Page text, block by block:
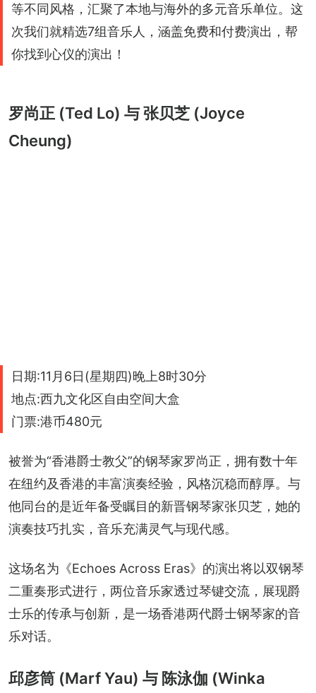
等不同风格，汇聚了本地与海外的多元音乐单位。这
次我们就精选7组音乐人，涵盖免费和付费演出，帮
你找到心仪的演出！
罗尚正 (Ted Lo) 与 张贝芝 (Joyce
Cheung)
日期:11月6日(星期四)晚上8时30分
地点:西九文化区自由空间大盒
门票:港币480元
被誉为“香港爵士教父”的钢琴家罗尚正，拥有数十年
在纽约及香港的丰富演奏经验，风格沉稳而醇厚。与
他同台的是近年备受瞩目的新晋钢琴家张贝芝，她的
演奏技巧扎实，音乐充满灵气与现代感。
这场名为《Echoes Across Eras》的演出将以双钢琴
二重奏形式进行，两位音乐家透过琴键交流，展现爵
士乐的传承与创新，是一场香港两代爵士钢琴家的音
乐对话。
邱彦筒 (Marf Yau) 与 陈泳伽 (Winka